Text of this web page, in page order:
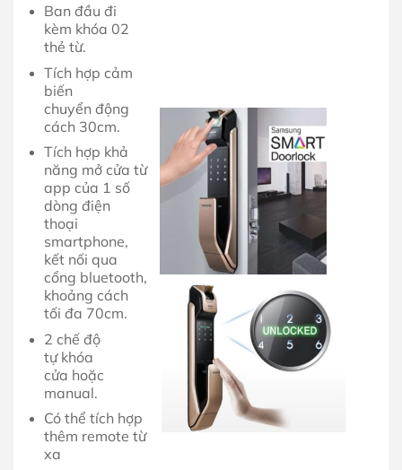
Ban đầu đi
kèm khóa 02
thẻ từ.
Tích hợp cảm
biến
chuyển động
cách 30cm.
Tích hợp khả
năng mở cửa từ
app của 1 số
dòng điện
thoại
smartphone,
kết nối qua
cổng bluetooth,
khoảng cách
tối đa 70cm.
2 chế độ
tự khóa
cửa hoặc
manual.
Có thể tích hợp
thêm remote từ
xa